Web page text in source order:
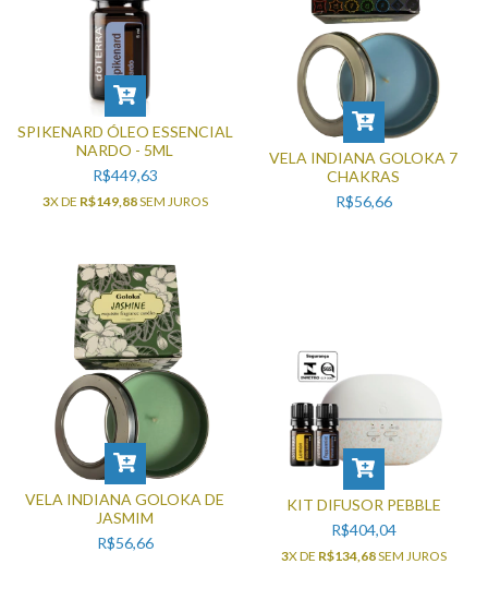
SPIKENARD ÓLEO ESSENCIAL
NARDO - 5ML
R$449,63
3X DE R$149,88SEM JUROS
VELA INDIANA GOLOKA 7
CHAKRAS
R$56,66
VELA INDIANA GOLOKA DE
JASMIM
R$56,66
KIT DIFUSOR PEBBLE
R$404,04
3X DE R$134,68SEM JUROS